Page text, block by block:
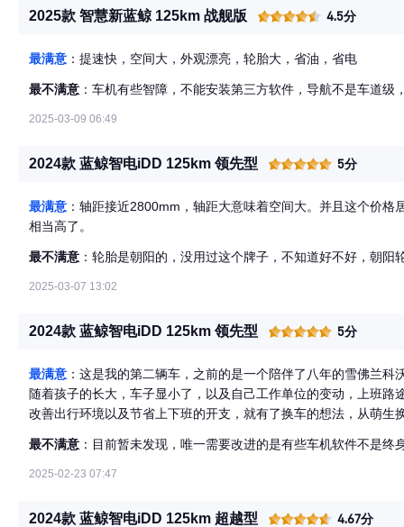
2025款 智慧新蓝鲸 125km 战舰版 4.5分
最满意 ：提速快，空间大，外观漂亮，轮胎大，省油，省电
最不满意 ：车机有些智障，不能安装第三方软件，导航不是车道级
2025-03-09 06:49
2024款 蓝鲸智电iDD 125km 领先型 5分
最满意 ：轴距接近2800mm，轴距大意味着空间大。并且这个价
相当高了。
最不满意 ：轮胎是朝阳的，没用过这个牌子，不知道好不好，朝
2025-03-07 13:02
2024款 蓝鲸智电iDD 125km 领先型 5分
最满意 ：这是我的第二辆车，之前的是一个陪伴了八年的雪佛兰
随着孩子的长大，车子显小了，以及自己工作单位的变动，上班
改善出行环境以及节省上下班的开支，就有了换车的想法，从萌
了600块钱，截止今天油表显示还能跑320公里，电量也还能跑80
老婆小孩来场说走就走的旅行，一起开启拥有小z的美好生活！
最不满意 ：目前暂未发现，唯一需要改进的是有些车机软件不是终
2025-02-23 07:47
2024款 蓝鲸智电iDD 125km 超越型 4.67分